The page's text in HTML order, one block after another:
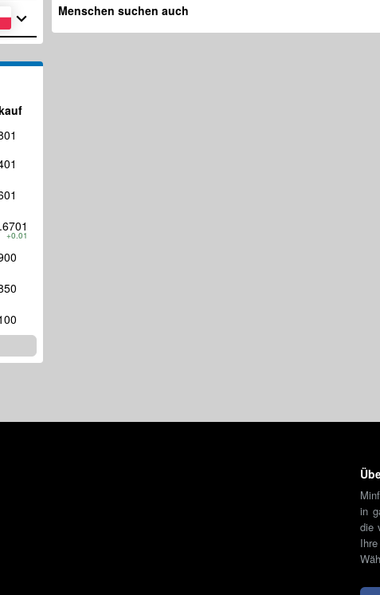
+0.01
Menschen suchen auch
in
die